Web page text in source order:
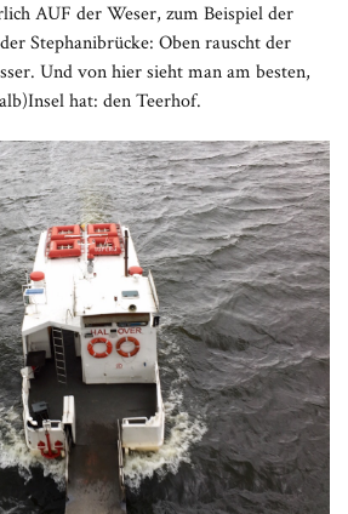
AUF der Weser, zum Beispiel der
Stephanibrücke: Oben rauscht der
Und von hier sieht man am besten,
hat: den Teerhof.